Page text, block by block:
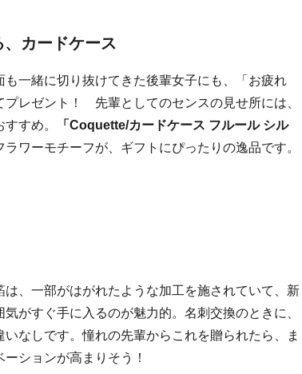
カードケース
も一緒に切り抜けてきた後輩女子にも、「お疲れ
プレゼント！ 先輩としてのセンスの見せ所には、
すめ。
「Coquette/カードケース フルール シル
ラワーモチーフが、ギフトにぴったりの逸品です。
は、一部がはがれたような加工を施されていて、新
がすぐ手に入るのが魅力的。名刺交換のときに、
いなしです。憧れの先輩からこれを贈られたら、ま
ションが高まりそう！